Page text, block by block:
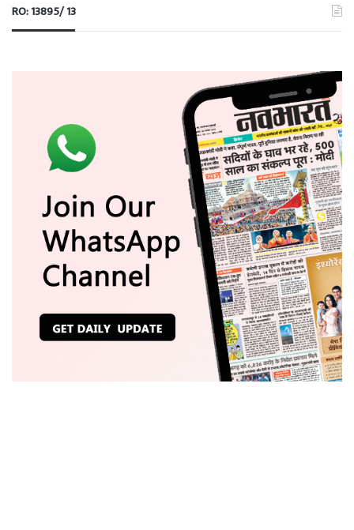
RO: 13895/ 13